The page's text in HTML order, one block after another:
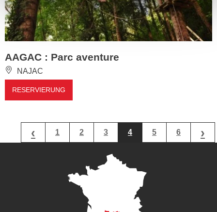
AAGAC : Parc aventure
NAJAC
RESERVIERUNG
‹ 1 2 3 4 5 6 ›